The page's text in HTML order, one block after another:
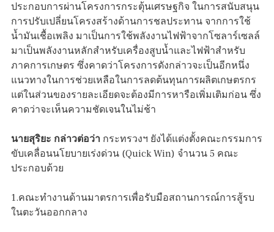
ประกอบการผ่านโครงการกระตุ้นเศรษฐกิจ ในการสนับสนุน
การปรับเปลี่ยนโครงสร้างด้านการชลประทาน จากการใช้
น้ำมันเชื้อเพลิง มาเป็นการใช้พลังงานไฟฟ้าจากโซลาร์เซลล์
มาเป็นพลังงานหลักสำหรับเครื่องสูบน้ำและไฟฟ้าสำหรับ
ภาคการเกษตร ซึ่งคาดว่าโครงการดังกล่าวจะเป็นอีกหนึ่ง
แนวทางในการช่วยเหลือในการลดต้นทุนการผลิตเกษตรกร
แต่ในส่วนของรายละเอียดจะต้องมีการหารือเพิ่มเติมก่อน ซึ่ง
คาดว่าจะเห็นความชัดเจนในไม่ช้า
นายสุริยะ กล่าวต่อว่า กระทรวงฯ ยังได้แต่งตั้งคณะกรรมการ
ขับเคลื่อนนโยบายเร่งด่วน (Quick Win) จำนวน 5 คณะ
ประกอบด้วย
1.คณะทำงานด้านมาตรการเพื่อรับมือสถานการณ์การสู้รบ
ในตะวันออกกลาง